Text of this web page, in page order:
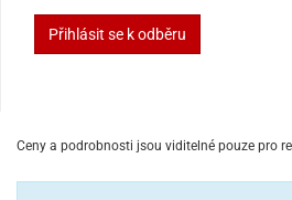
Přihlásit se k odběru
Ceny a podrobnosti jsou viditelné pouze pro